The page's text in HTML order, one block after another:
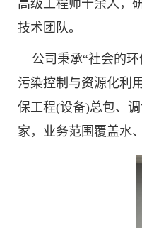
高级工程师十余人，
技术团队。
公司秉承“社会的
污染控制与资源化利
保工程(设备)总包、
家，业务范围覆盖水